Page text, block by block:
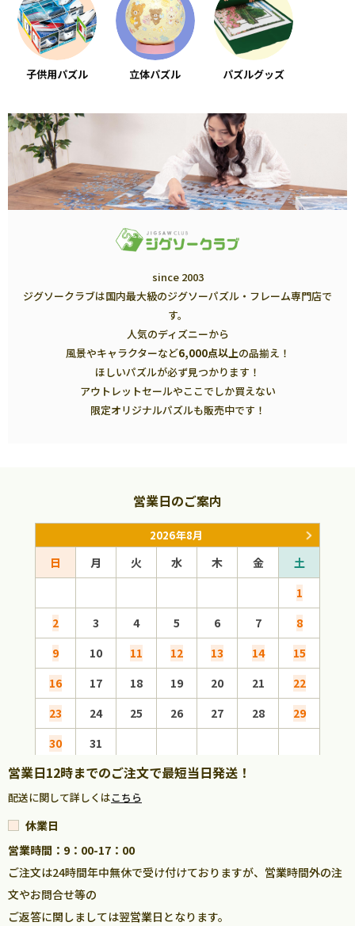
子供用パズル 立体パズル パズルグッズ
since 2003
ジグソークラブは国内最大級のジグソーパズル・フレーム専門店で
す。
人気のディズニーから
風景やキャラクターなど6,000点以上の品揃え！
ほしいパズルが必ず見つかります！
アウトレットセールやここでしか買えない
限定オリジナルパズルも販売中です！
営業日のご案内
2026年8月
日 月 火 水 木 金
土
1
2
3 4 5 6 7
8
9
10 11 12 13 14
15
16
17 18 19 20 21
22
23
24 25 26 27 28
29
30
31
営業日12時までのご注文で最短当日発送！
配送に関して詳しくはこちら
休業日
営業時間：9：00-17：00
ご注文は24時間年中無休で受け付けておりますが、営業時間外の注
文やお問合せ等の
ご返答に関しましては翌営業日となります。